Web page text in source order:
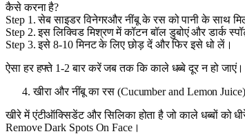
कैसे करना है?
Step 1. सेब साइडर विनेगरऔर नींबू के रस को पानी के साथ
Step 2. इस लिक्विड मिश्रण में कॉटन बॉल डुबोएं और डार्क
Step 3. इसे 8-10 मिनट के लिए छोड़ दें और फिर इसे धो लें।
ऐसा हर हफ्ते 1-2 बार करें जब तक कि काले धब्बे दूर न हो जाएं।
खीरा और नींबू का रस (Cucumber and Lemon Juice)
खीरे में एंटीऑक्सिडेंट और सिलिका होता है जो काले धब्बों
Remove Dark Spots On Face।